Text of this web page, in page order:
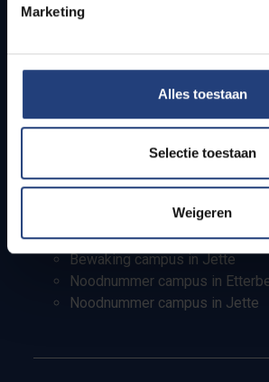
Marketing
Alles toestaan
Selectie toestaan
Weigeren
Pers
Personeel
PhD-studenten
Leerkrachten en secundaire
Werkstudenten
Bewaking en noodnummers
Bewaking campus in Etterbeek
Bewaking campus in Jette
Noodnummer campus in
Noodnummer campus in Jette